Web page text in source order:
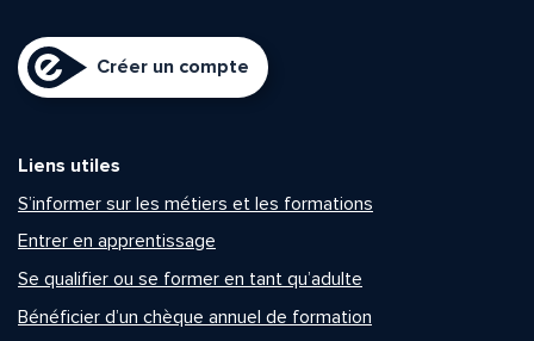
Créer un compte
Liens utiles
S’informer sur les métiers et les formations
Entrer en apprentissage
Se qualifier ou se former en tant qu’adulte
Bénéficier d’un chèque annuel de formation